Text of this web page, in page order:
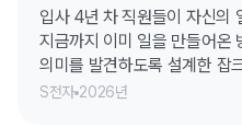
입사 4년 차 직원들이 자신의
지금까지 이미 일을 만들어온
의미를 발견하도록 설계한 잡
S전자 2026년